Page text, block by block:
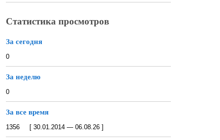
Статистика просмотров
За сегодня
0
За неделю
0
За все время
1356 [ 30.01.2014 — 06.08.26 ]